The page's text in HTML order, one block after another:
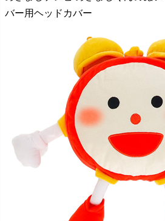
バー用ヘッドカバー